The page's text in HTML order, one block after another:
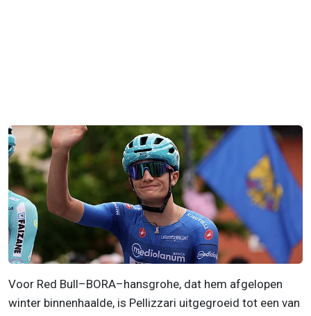
Voor Red Bull–BORA–hansgrohe, dat hem afgelopen
winter binnenhaalde, is Pellizzari uitgegroeid tot een van